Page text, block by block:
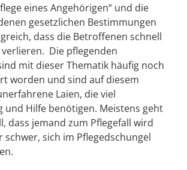
eines Angehörigen“ und die
gesetzlichen Bestimmungen
dass die Betroffenen schnell
Die pflegenden
mit dieser Thematik häufig noch
worden und sind auf diesem
Laien, die viel
und Hilfe benötigen. Meistens geht
dass jemand zum Pflegefall wird
schwer, sich im Pflegedschungel